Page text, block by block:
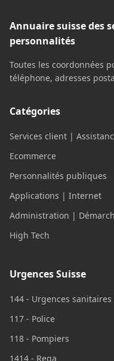
Annuaire suisse des
personnalités
Toutes les coordonnées
téléphone, adresses
Catégories
Services client |
Ecommerce
Personnalités publiques
Applications | Internet
Administration |
High Tech
Urgences Suisse
144 - Urgences sanitaires
117 - Police
118 - Pompiers
1414 - Rega